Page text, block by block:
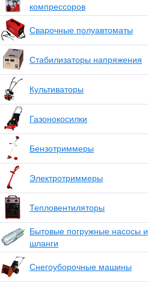
компрессоров
Сварочные полуавтоматы
Стабилизаторы напряжения
Культиваторы
Газонокосилки
Бензотриммеры
Электротриммеры
Тепловентиляторы
Бытовые погружные насосы и
шланги
Снегоуборочные машины